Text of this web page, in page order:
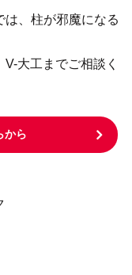
は、柱が邪魔になる
大工までご相談く
から